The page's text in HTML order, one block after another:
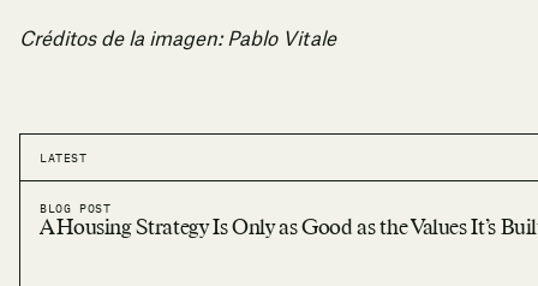
Créditos de la imagen: Pablo Vitale
LATEST
BLOG POST
A Housing Strategy Is Only as Good as the Values It’s